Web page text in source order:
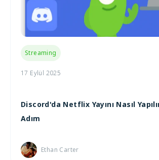
Streaming
17 Eylül 2025
Discord'da Netflix Yayını Nasıl
Adım
Ethan Carter